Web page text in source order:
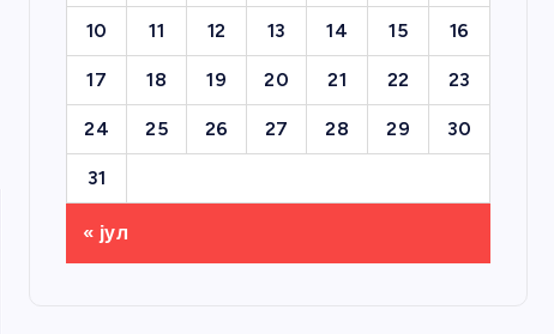
10 11 12 13 14 15 16
17 18 19 20 21 22 23
24 25 26 27 28 29 30
31
« јул